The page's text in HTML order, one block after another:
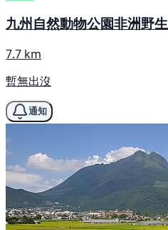
九州自然動物公園非洲野生
7.7 km
暫無出沒
通知